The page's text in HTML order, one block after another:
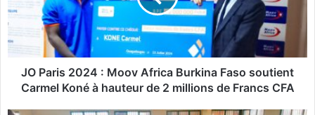
i
s
2
0
JO Paris 2024 : Moov Africa Burkina Faso soutient
Carmel Koné à hauteur de 2 millions de Francs CFA